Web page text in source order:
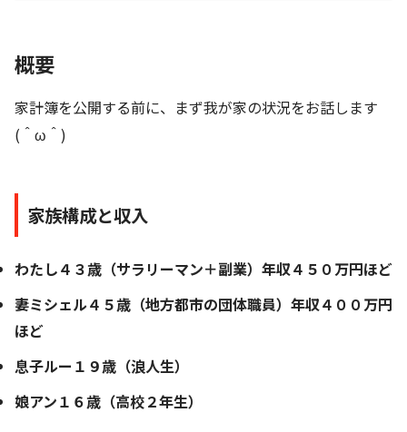
概要
家計簿を公開する前に、まず我が家の状況をお話します
(＾ω＾)
家族構成と収入
わたし４３歳（サラリーマン＋副業）年収４５０万円ほど
妻ミシェル４５歳（地方都市の団体職員）年収４００万円
ほど
息子ルー１９歳（浪人生）
娘アン１６歳（高校２年生）